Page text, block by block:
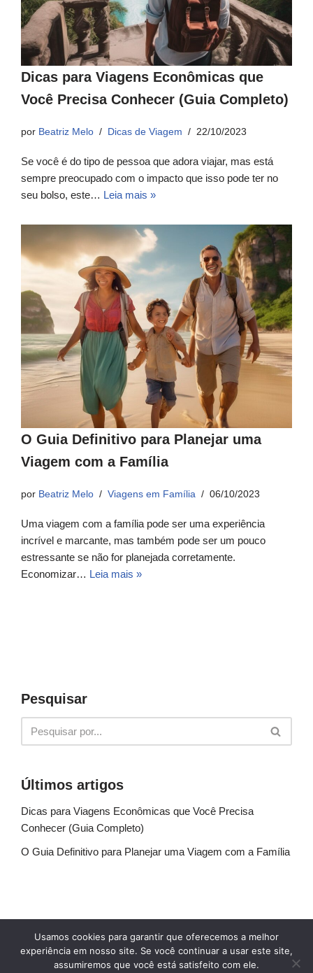
Dicas para Viagens Econômicas que
Você Precisa Conhecer (Guia Completo)
por Beatriz Melo Dicas de Viagem 22/10/2023
Se você é do tipo de pessoa que adora viajar, mas está
sempre preocupado com o impacto que isso pode ter no
seu bolso, este… Leia mais »
O Guia Definitivo para Planejar uma
Viagem com a Família
por Beatriz Melo Viagens em Família 06/10/2023
Uma viagem com a família pode ser uma experiência
incrível e marcante, mas também pode ser um pouco
estressante se não for planejada corretamente.
Economizar… Leia mais »
Pesquisar
Últimos artigos
Dicas para Viagens Econômicas que Você Precisa
Conhecer (Guia Completo)
O Guia Definitivo para Planejar uma Viagem com a Família
Sobre Nós Fale conosco
Política de Privacidade
Termos de uso
Glossário Blog
Usamos cookies para garantir que oferecemos a melhor
experiência em nosso site. Se você continuar a usar este site,
assumiremos que você está satisfeito com ele.